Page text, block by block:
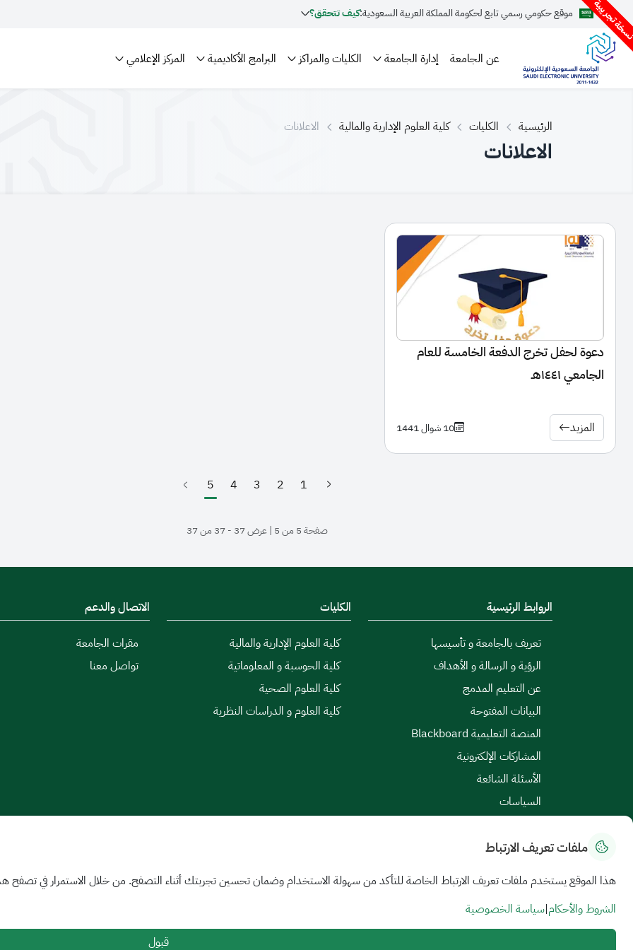
تجريبية موقع حكومي رسمي تابع لحكومة المملكة العربية السعودية:كيف تتحقق؟
عن الجامعة إدارة الجامعة الكليات والمراكز البرامج الأكاديمية المركز الإعلامي
الرئيسية الكليات كلية العلوم الإدارية والمالية الاعلانات
الاعلانات
دعوة لحفل تخرج الدفعة الخامسة للعام
الجامعي ١٤٤١هـ
المزيد 10 شوال 1441
1
2
3
4
5
(الصفحة الحالية)
صفحة 5 من 5 | عرض 37 - 37 من 37
الروابط الرئيسية
تعريف بالجامعة و تأسيسها
الرؤية و الرسالة و الأهداف
عن التعليم المدمج
البيانات المفتوحة
المنصة التعليمية Blackboard
المشاركات الإلكترونية
الأسئلة الشائعة
السياسات
الكليات
كلية العلوم الإدارية والمالية
كلية الحوسبة و المعلوماتية
كلية العلوم الصحية
كلية العلوم و الدراسات النظرية
الاتصال والدعم
مقرات الجامعة
تواصل معنا
خريطة الموقع الشروط والأحكام | سياسة الخصوصية اتفاقية مستوى الخدمة
جميع الحقوق محفوظة للجامعة السعودية الإلكترونية © 2026
تم تطويره وصيانته بواسطة الجامعة السعودية الإلكترونية
ملفات تعريف الارتباط
هذا الموقع يستخدم ملفات تعريف الارتباط الخاصة للتأكد من سهولة الاستخدام وضمان تحسين تجربتك أثناء التصفح. من خلال الاستمرار في تصفح
الشروط والأحكام|سياسة الخصوصية
قبول